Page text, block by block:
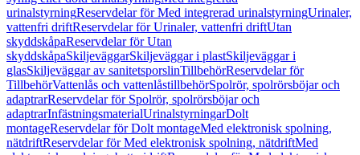
urinalstyrningReservdelar för Med integrerad urinalstyrningUrinaler,
vattenfri driftReservdelar för Urinaler, vattenfri driftUtan
skyddskåpaReservdelar för Utan
skyddskåpaSkiljeväggarSkiljeväggar i plastSkiljeväggar i
glasSkiljeväggar av sanitetsporslinTillbehörReservdelar för
TillbehörVattenlås och vattenlåstillbehörSpolrör, spolrörsböjar och
adaptrarReservdelar för Spolrör, spolrörsböjar och
adaptrarInfästningsmaterialUrinalstyrningarDolt
montageReservdelar för Dolt montageMed elektronisk spolning,
nätdriftReservdelar för Med elektronisk spolning, nätdriftMed